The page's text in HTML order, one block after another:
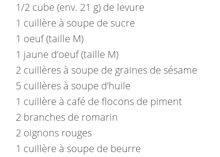
1/2 cube (env. 21 g) de levure
1 cuillère à soupe de sucre
1 oeuf (taille M)
1 jaune d’oeuf (taille M)
2 cuillères à soupe de graines de sésame
5 cuillères à soupe d’huile
1 cuillère à café de flocons de piment
2 branches de romarin
2 oignons rouges
1 cuillère à soupe de beurre